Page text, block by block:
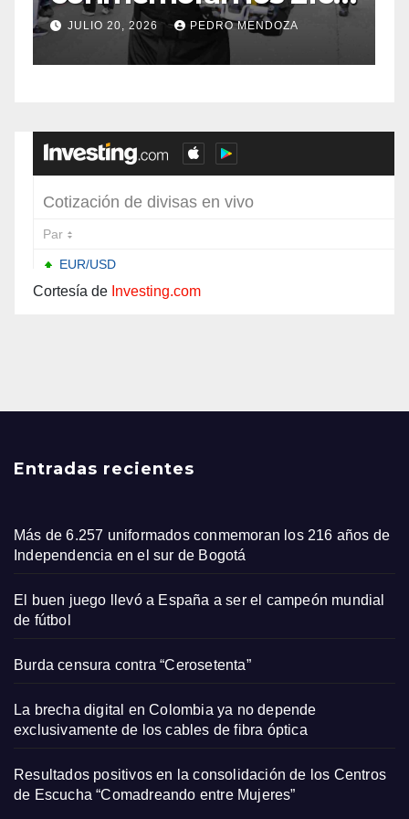
años de
Independencia en el
JULIO 20, 2026 PEDRO MENDOZA
Cortesía de Investing.com
Entradas recientes
Más de 6.257 uniformados conmemoran los 216 años de
Independencia en el sur de Bogotá
El buen juego llevó a España a ser el campeón mundial
de fútbol
Burda censura contra “Cerosetenta”
La brecha digital en Colombia ya no depende
exclusivamente de los cables de fibra óptica
Resultados positivos en la consolidación de los Centros
de Escucha “Comadreando entre Mujeres”